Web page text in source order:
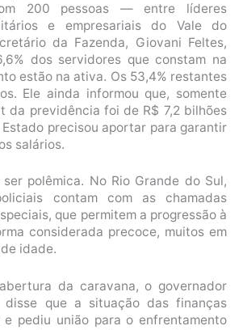
200 pessoas — entre líderes
e empresariais do Vale do
da Fazenda, Giovani Feltes,
dos servidores que constam na
estão na ativa. Os 53,4% restantes
Ele ainda informou que, somente
da previdência foi de R$ 7,2 bilhões
precisou aportar para garantir
salários.
polêmica. No Rio Grande do Sul,
contam com as chamadas
que permitem a progressão à
considerada precoce, muitos em
idade.
da caravana, o governador
que a situação das finanças
pediu união para o enfrentamento